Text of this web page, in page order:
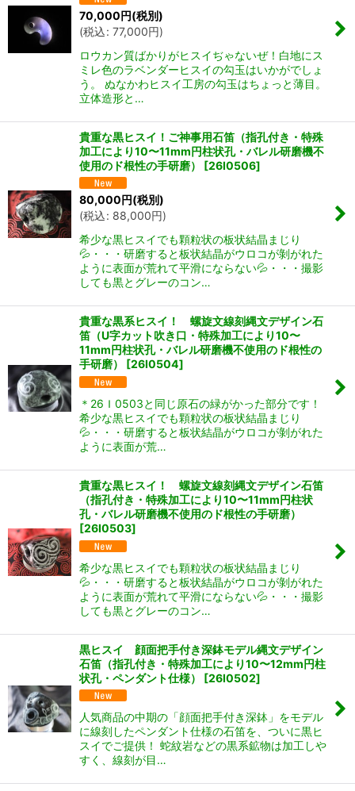
70,000円(税別)
(税込: 77,000円)
ロウカン質ばかりがヒスイぢゃないぜ！白地にス
ミレ色のラベンダーヒスイの勾玉はいかがでしょ
う。 ぬなかわヒスイ工房の勾玉はちょっと薄目。
立体造形と…
貴重な黒ヒスイ！ご神事用石笛（指孔付き・特殊
加工により10〜11mm円柱状孔・バレル研磨機不
使用のド根性の手研磨）
[26I0506]
80,000円(税別)
(税込: 88,000円)
希少な黒ヒスイでも顆粒状の板状結晶まじり
💦・・・研磨すると板状結晶がウロコが剝がれた
ように表面が荒れて平滑にならない💦・・・撮影
しても黒とグレーのコン…
貴重な黒系ヒスイ！ 螺旋文線刻縄文デザイン石
笛（U字カット吹き口・特殊加工により10〜
11mm円柱状孔・バレル研磨機不使用のド根性の
手研磨）
[26I0504]
＊26Ｉ0503と同じ原石の緑がかった部分です！
希少な黒ヒスイでも顆粒状の板状結晶まじり
💦・・・研磨すると板状結晶がウロコが剝がれた
ように表面が荒…
貴重な黒ヒスイ！ 螺旋文線刻縄文デザイン石笛
（指孔付き・特殊加工により10〜11mm円柱状
孔・バレル研磨機不使用のド根性の手研磨）
[26I0503]
希少な黒ヒスイでも顆粒状の板状結晶まじり
💦・・・研磨すると板状結晶がウロコが剝がれた
ように表面が荒れて平滑にならない💦・・・撮影
しても黒とグレーのコン…
黒ヒスイ 顔面把手付き深鉢モデル縄文デザイン
石笛（指孔付き・特殊加工により10〜12mm円柱
状孔・ペンダント仕様）
[26I0502]
人気商品の中期の「顔面把手付き深鉢」をモデル
に線刻したペンダント仕様の石笛を、ついに黒ヒ
スイでご提供！ 蛇紋岩などの黒系鉱物は加工しや
すく、線刻が目…